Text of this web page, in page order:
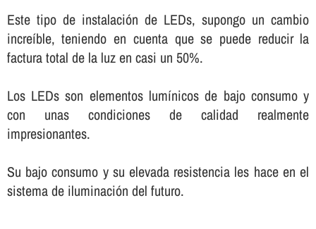
Este tipo de instalación de LEDs, supongo un cambio
increí­ble, teniendo en cuenta que se puede reducir la
factura total de la luz en casi un 50%.
Los LEDs son elementos lumí­nicos de bajo consumo y
con unas condiciones de calidad realmente
impresionantes.
Su bajo consumo y su elevada resistencia les hace en el
sistema de iluminación del futuro.